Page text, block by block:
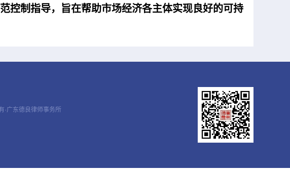
控制指导，旨在帮助市场经济各主体实现良好的可持
·广东德良律师事务所